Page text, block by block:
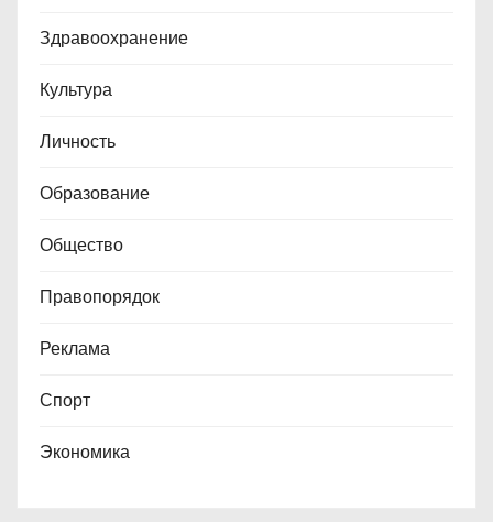
Здравоохранение
Культура
Личность
Образование
Общество
Правопорядок
Реклама
Спорт
Экономика